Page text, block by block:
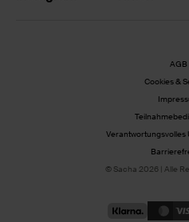
AGB
Cookies &
Verantwortungsvolles
© Sacha 2026 | Alle